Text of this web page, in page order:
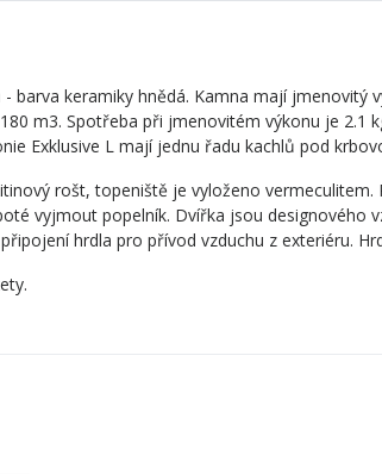
barva keramiky hnědá. Kamna mají jmenovitý
m3. Spotřeba při jmenovitém výkonu je 2.1
Exklusive L mají jednu řadu kachlů pod
rošt, topeniště je vyloženo
vyjmout popelník. Dvířka jsou designového
hrdla pro přívod vzduchu z exteriéru.